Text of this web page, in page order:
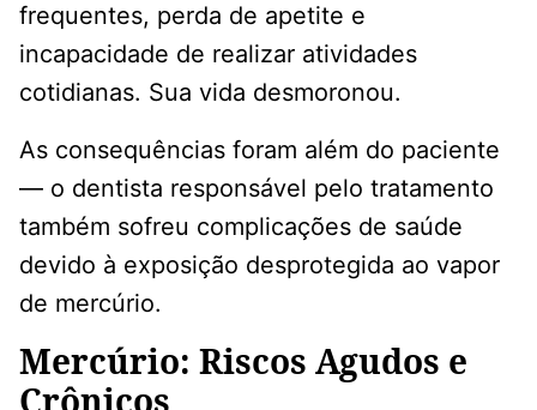
frequentes, perda de apetite e
incapacidade de realizar atividades
cotidianas. Sua vida desmoronou.
As consequências foram além do paciente
— o dentista responsável pelo tratamento
também sofreu complicações de saúde
devido à exposição desprotegida ao vapor
de mercúrio.
Mercúrio: Riscos Agudos e
Crônicos